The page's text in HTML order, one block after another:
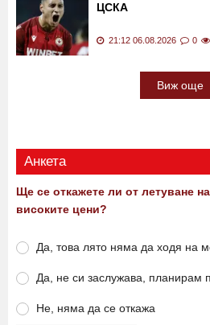
ЦСКА
21:12 06.08.2026 0
Виж още
Анкета
Ще се откажете ли от летуване
високите цени?
Да, това лято няма да ходя на
Да, не си заслужава, планирам
Не, няма да се откажа